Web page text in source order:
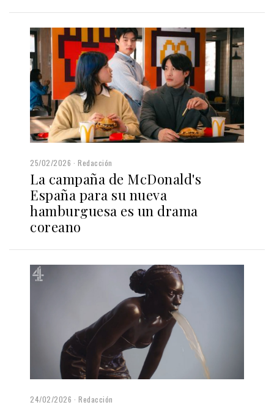
25/02/2026 Redacción
La campaña de McDonald's
España para su nueva
hamburguesa es un drama
coreano
24/02/2026 Redacción